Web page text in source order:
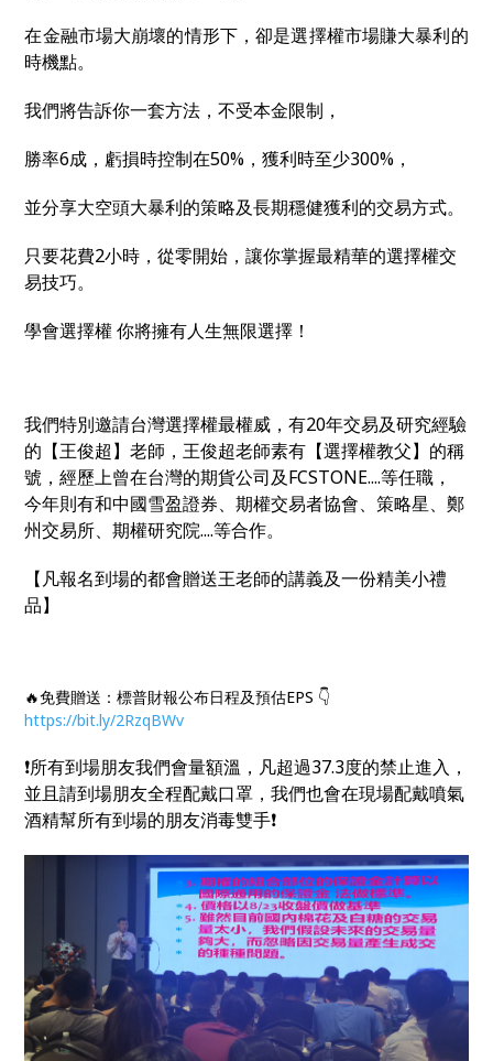
在金融市場大崩壞的情形下，卻是選擇權市場賺大暴利的
時機點。
我們將告訴你一套方法，不受本金限制，
勝率6成，虧損時控制在50% ，獲利時至少300%，
並分享大空頭大暴利的策略及長期穩健獲利的交易方式。
只要花費2小時，從零開始，讓你掌握最精華的選擇權交
易技巧。
學會選擇權你將擁有人生無限選擇！
我們特別邀請台灣選擇權最權威，有20年交易及研究經驗
的【王俊超】老師，王俊超老師素有【選擇權教父】的稱
號，經歷上曾在台灣的期貨公司及FCSTONE....等任職，
今年則有和中國雪盈證券、期權交易者協會、策略星、鄭
州交易所、期權研究院....等合作。
【凡報名到場的都會贈送王老師的講義及一份精美小禮
品】
🔥免費贈送：標普財報公布日程及預估EPS 👇
https://bit.ly/2RzqBWv
❗所有到場朋友我們會量額溫，凡超過37.3度的禁止進入，
並且請到場朋友全程配戴口罩，我們也會在現場配戴噴氣
酒精幫所有到場的朋友消毒雙手❗